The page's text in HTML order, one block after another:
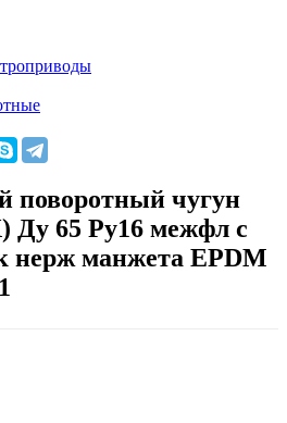
поворотный чугун
Ду 65 Ру16 межфл с
нерж манжета EPDM